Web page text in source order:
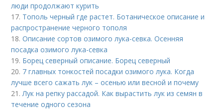
люди продолжают курить
17. Тополь черный где растет. Ботаническое описание и
распространение черного тополя
18.Описание сортов озимого лука-севка. Осенняя
посадка озимого лука-севка
19. Борец северный описание. Борец северный
20. 7 главных тонкостей посадки озимого лука. Когда
лучше всего сажать лук – осенью или весной и почему
21.Лук на репку рассадой. Как вырастить лук из семян в
течение одного сезона